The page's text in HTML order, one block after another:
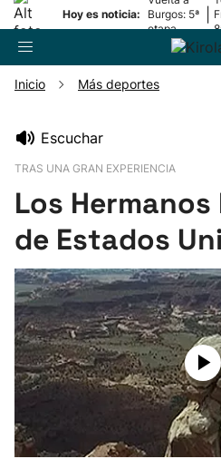
Hoy es noticia:
Burgos: 5ª
etapa
Pelota
Remo
Baloncesto
Ciclismo
Herri-kirolak
Inicio Más deportes
Escuchar
TRAS UNA GRAN EXPERIENCIA
Los
de Estados